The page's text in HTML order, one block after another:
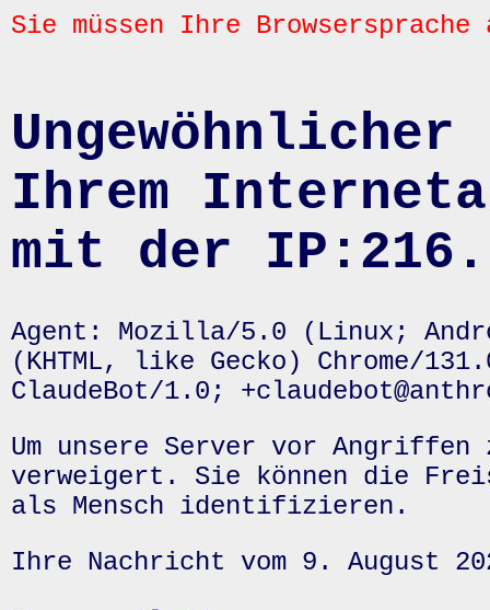
Sie müssen Ihre
Ihrem
mit der
Agent: Mozilla/5.0 (Linux;
(KHTML, like Gecko) Chrome/
ClaudeBot/1.0;
Um unsere Server vor
verweigert. Sie können die
als Mensch identifizieren.
Ihre Nachricht vom 9. August